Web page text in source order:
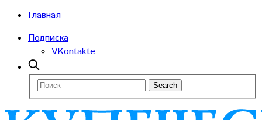
Главная
Подписка
VKontakte